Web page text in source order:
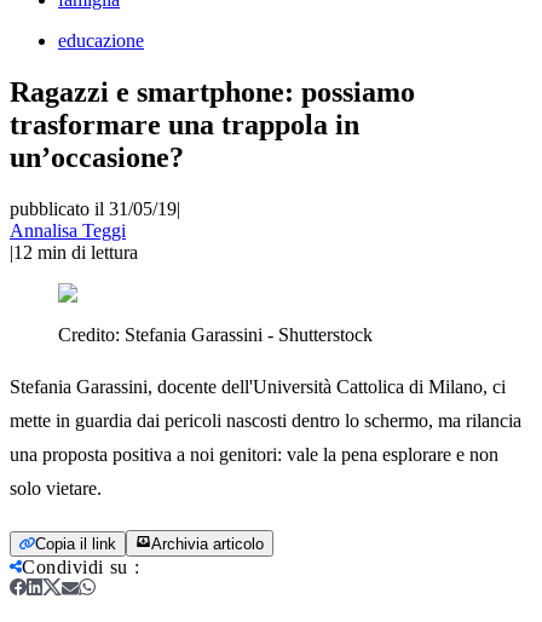
educazione
Ragazzi e smartphone: possiamo
trasformare una trappola in
un’occasione?
pubblicato il 31/05/19|
Annalisa Teggi
|12 min di lettura
Credito: Stefania Garassini - Shutterstock
Stefania Garassini, docente dell'Università Cattolica di Milano, ci
mette in guardia dai pericoli nascosti dentro lo schermo, ma rilancia
una proposta positiva a noi genitori: vale la pena esplorare e non
solo vietare.
Copia il link Archivia articolo
Condividi su :